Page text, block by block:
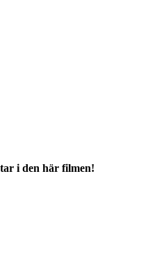
i den här filmen!